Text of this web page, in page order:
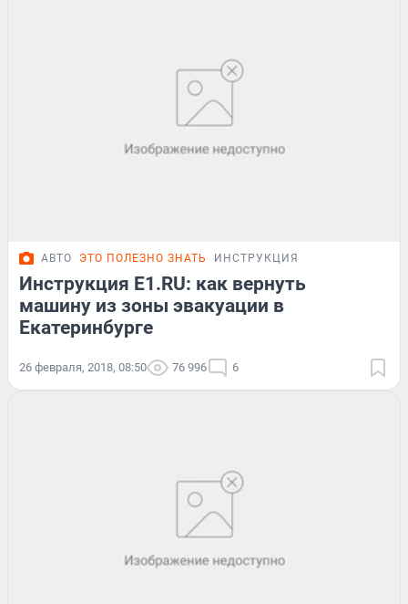
АВТО ЭТО ПОЛЕЗНО ЗНАТЬ ИНСТРУКЦИЯ
Инструкция E1.RU: как вернуть
машину из зоны эвакуации в
Екатеринбурге
26 февраля, 2018, 08:50 76 996 6